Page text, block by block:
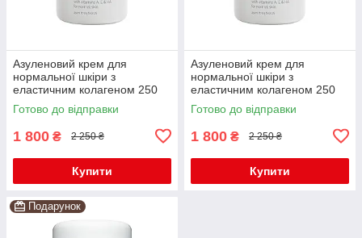
Азуленовий крем для
нормальної шкіри з
еластичним колагеном 250
мл Elastin Collagen Azulene
Moisture
Готово до відправки
1 800 ₴ 2 250 ₴
Купити
Азуленовий крем для
нормальної шкіри з
еластичним колагеном 250
мл Elastin Collagen Azulene
Moisture
Готово до відправки
1 800 ₴ 2 250 ₴
Купити
Подарунок